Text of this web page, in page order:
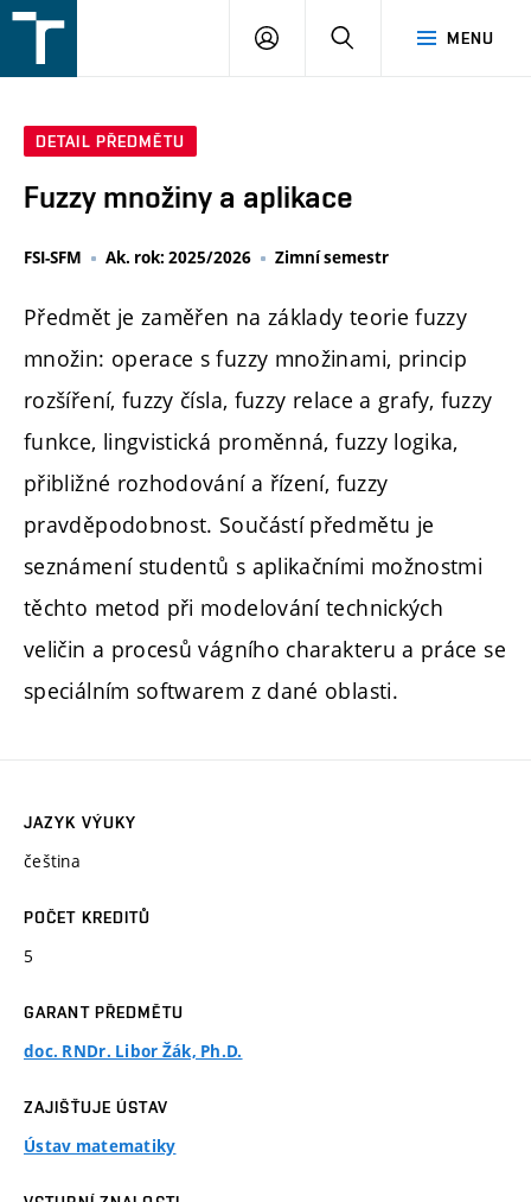
v
MENU
PŘIHLÁŠENÍ
DETAIL PŘEDMĚTU
Fuzzy množiny a aplikace
FSI-SFM Ak. rok: 2025/2026 Zimní semestr
Předmět je zaměřen na základy teorie fuzzy
množin: operace s fuzzy množinami, princip
rozšíření, fuzzy čísla, fuzzy relace a grafy, fuzzy
funkce, lingvistická proměnná, fuzzy logika,
přibližné rozhodování a řízení, fuzzy
pravděpodobnost. Součástí předmětu je
seznámení studentů s aplikačními možnostmi
těchto metod při modelování technických
veličin a procesů vágního charakteru a práce se
speciálním softwarem z dané oblasti.
JAZYK VÝUKY
čeština
POČET KREDITŮ
5
GARANT PŘEDMĚTU
doc. RNDr. Libor Žák, Ph.D.
ZAJIŠŤUJE ÚSTAV
Ústav matematiky